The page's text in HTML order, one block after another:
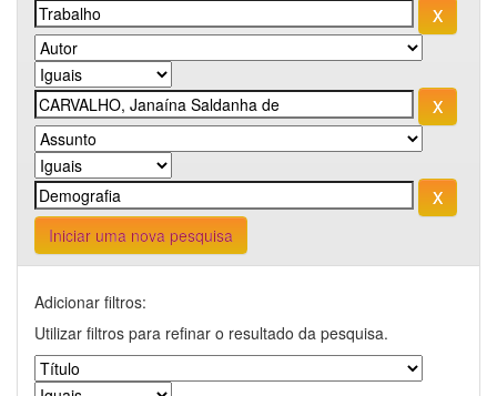
Iniciar uma nova pesquisa
Adicionar filtros:
Utilizar filtros para refinar o resultado da pesquisa.